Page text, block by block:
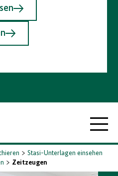
Stasi-Unterlagen einsehen
Zeitzeugen